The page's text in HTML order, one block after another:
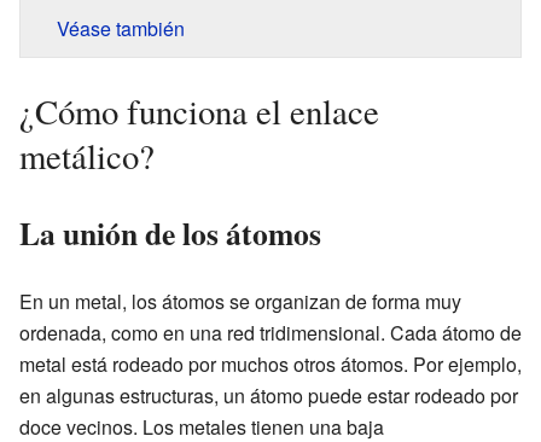
Véase también
¿Cómo funciona el enlace
metálico?
La unión de los átomos
En un metal, los átomos se organizan de forma muy
ordenada, como en una red tridimensional. Cada átomo de
metal está rodeado por muchos otros átomos. Por ejemplo,
en algunas estructuras, un átomo puede estar rodeado por
doce vecinos. Los metales tienen una baja